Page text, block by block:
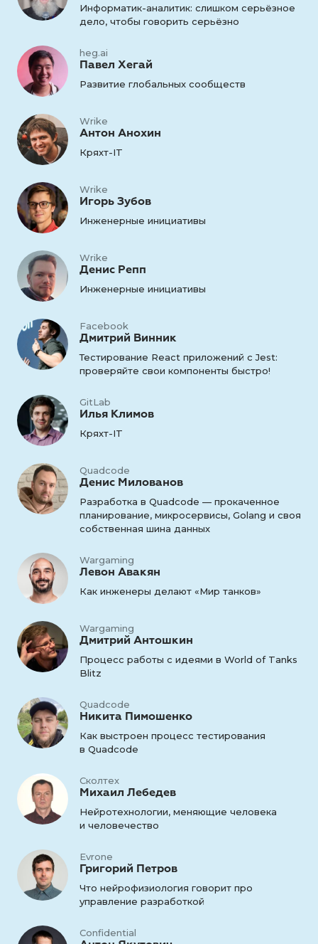
Информатик-аналитик: слишком серьёзное
дело, чтобы говорить серьёзно
heg.ai
Павел Хегай
Развитие глобальных сообществ
Wrike
Антон Анохин
Кряхт-IT
Wrike
Игорь Зубов
Инженерные инициативы
Wrike
Денис Репп
Инженерные инициативы
Facebook
Дмитрий Винник
Тестирование React приложений c Jest:
проверяйте свои компоненты быстро!
GitLab
Илья Климов
Кряхт-IT
Quadcode
Денис Милованов
Разработка в Quadcode — прокаченное
планирование, микросервисы, Golang и своя
собственная шина данных
Wargaming
Левон Авакян
Как инженеры делают «Мир танков»
Wargaming
Дмитрий Антошкин
Процесс работы с идеями в World of Tanks
Blitz
Quadcode
Никита Пимошенко
Как выстроен процесс тестирования
в Quadcode
Сколтех
Михаил Лебедев
Нейротехнологии, меняющие человека
и человечество
Evrone
Григорий Петров
Что нейрофизиология говорит про
управление разработкой
Confidential